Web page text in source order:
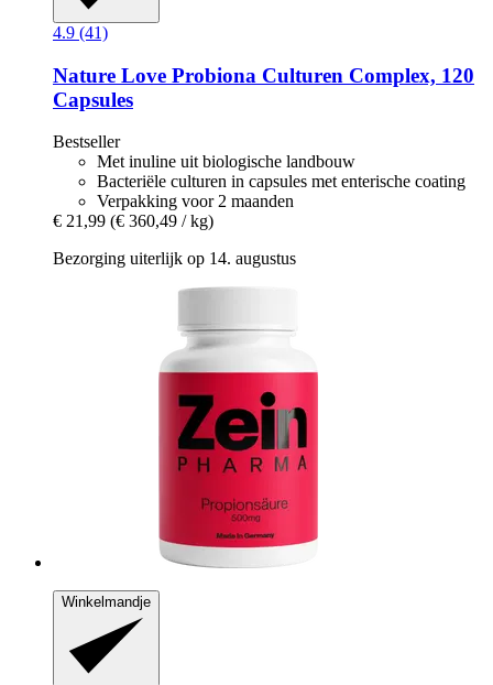
4.9 (41)
Nature Love Probiona Culturen Complex, 120
Capsules
Bestseller
Met inuline uit biologische landbouw
Bacteriële culturen in capsules met enterische coating
Verpakking voor 2 maanden
€ 21,99 (€ 360,49 / kg)
Bezorging uiterlijk op 14. augustus
Winkelmandje